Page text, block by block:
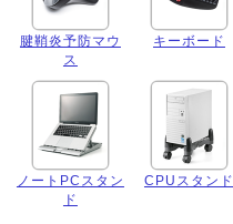
腱鞘炎予防マウ
ス
キーボード
ノートPCスタン
ド
CPUスタンド